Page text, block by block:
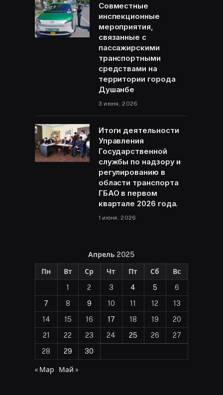
Совместные
инспекционные
мероприятия,
связанные с
пассажирскими
транспортными
средствами на
территории города
Душанбе
3 июня, 2026
Итоги деятельности
Управления
Государственной
службы по надзору и
регулированию в
области транспорта
ГБАО в первом
квартале 2026 года.
1 июня, 2026
Апрель 2025
Пн Вт Ср Чт Пт Сб
Вс
1
2 3 4 5
6
7
8 9 10 11 12
13
14
15 16 17 18 19
20
21
22 23 24 25 26
27
28
29 30
« Мар Май »